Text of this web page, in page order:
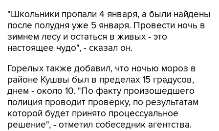
"Школьники пропали 4 января, а были найдены
после полудня уже 5 января. Провести ночь в
зимнем лесу и остаться в живых - это
настоящее чудо", - сказал он.
Горелых также добавил, что ночью мороз в
районе Кушвы был в пределах 15 градусов,
днем - около 10. "По факту произошедшего
полиция проводит проверку, по результатам
которой будет принято процессуальное
решение", - отметил собеседник агентства.